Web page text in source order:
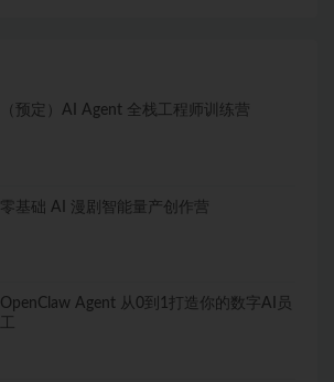
（预定）AI Agent 全栈工程师训练营
零基础 AI 漫剧智能量产创作营
OpenClaw Agent 从0到1打造你的数字AI员
工